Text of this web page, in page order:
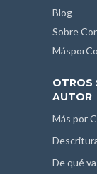
Blog
Sobre
OTROS
AUTOR
Más por
De qué